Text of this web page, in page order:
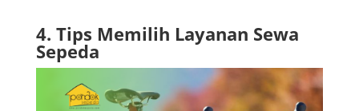
4. Tips Memilih Layanan Sewa
Sepeda